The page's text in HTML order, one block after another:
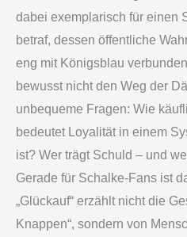
dabei exemplarisch für einen
betraf, dessen öffentliche
eng mit Königsblau
bewusst nicht den Weg der
unbequeme Fragen: Wie
bedeutet Loyalität in einem
ist? Wer trägt Schuld – und
Gerade für Schalke-Fans ist
„Glückauf“ erzählt nicht die
Knappen“, sondern von